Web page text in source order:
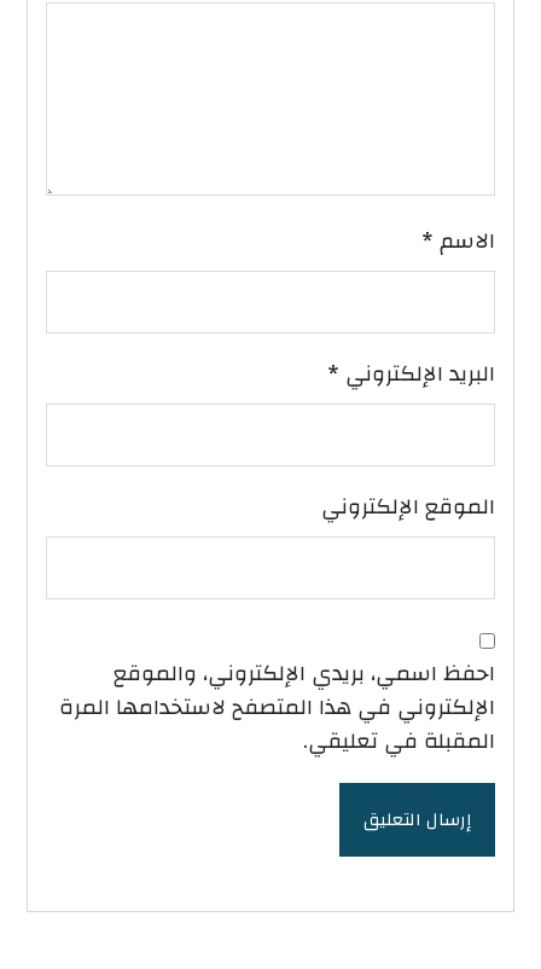
الاسم*
البريد الإلكتروني *
الموقع الإلكتروني
احفظ اسمي، بريدي الإلكتروني، والموقع
الإلكتروني في هذا المتصفح لاستخدامها المرة
المقبلة في تعليقي.
إرسال التعليق